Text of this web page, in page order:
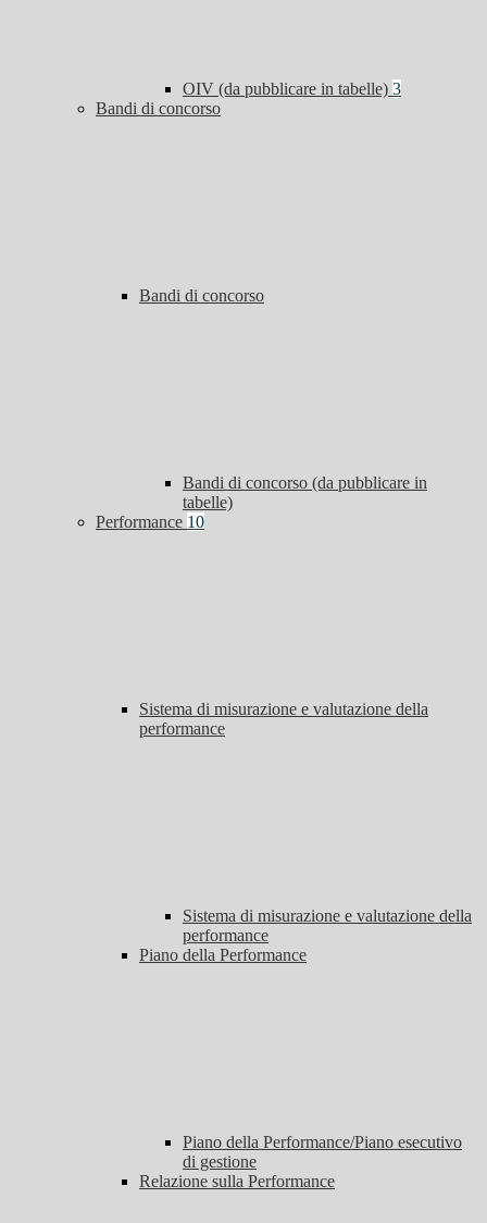
OIV (da pubblicare in tabelle) 3
Bandi di concorso
Bandi di concorso
Bandi di concorso (da pubblicare in
tabelle)
Performance 10
Sistema di misurazione e valutazione della
performance
Sistema di misurazione e valutazione della
performance
Piano della Performance
Piano della Performance/Piano esecutivo
di gestione
Relazione sulla Performance